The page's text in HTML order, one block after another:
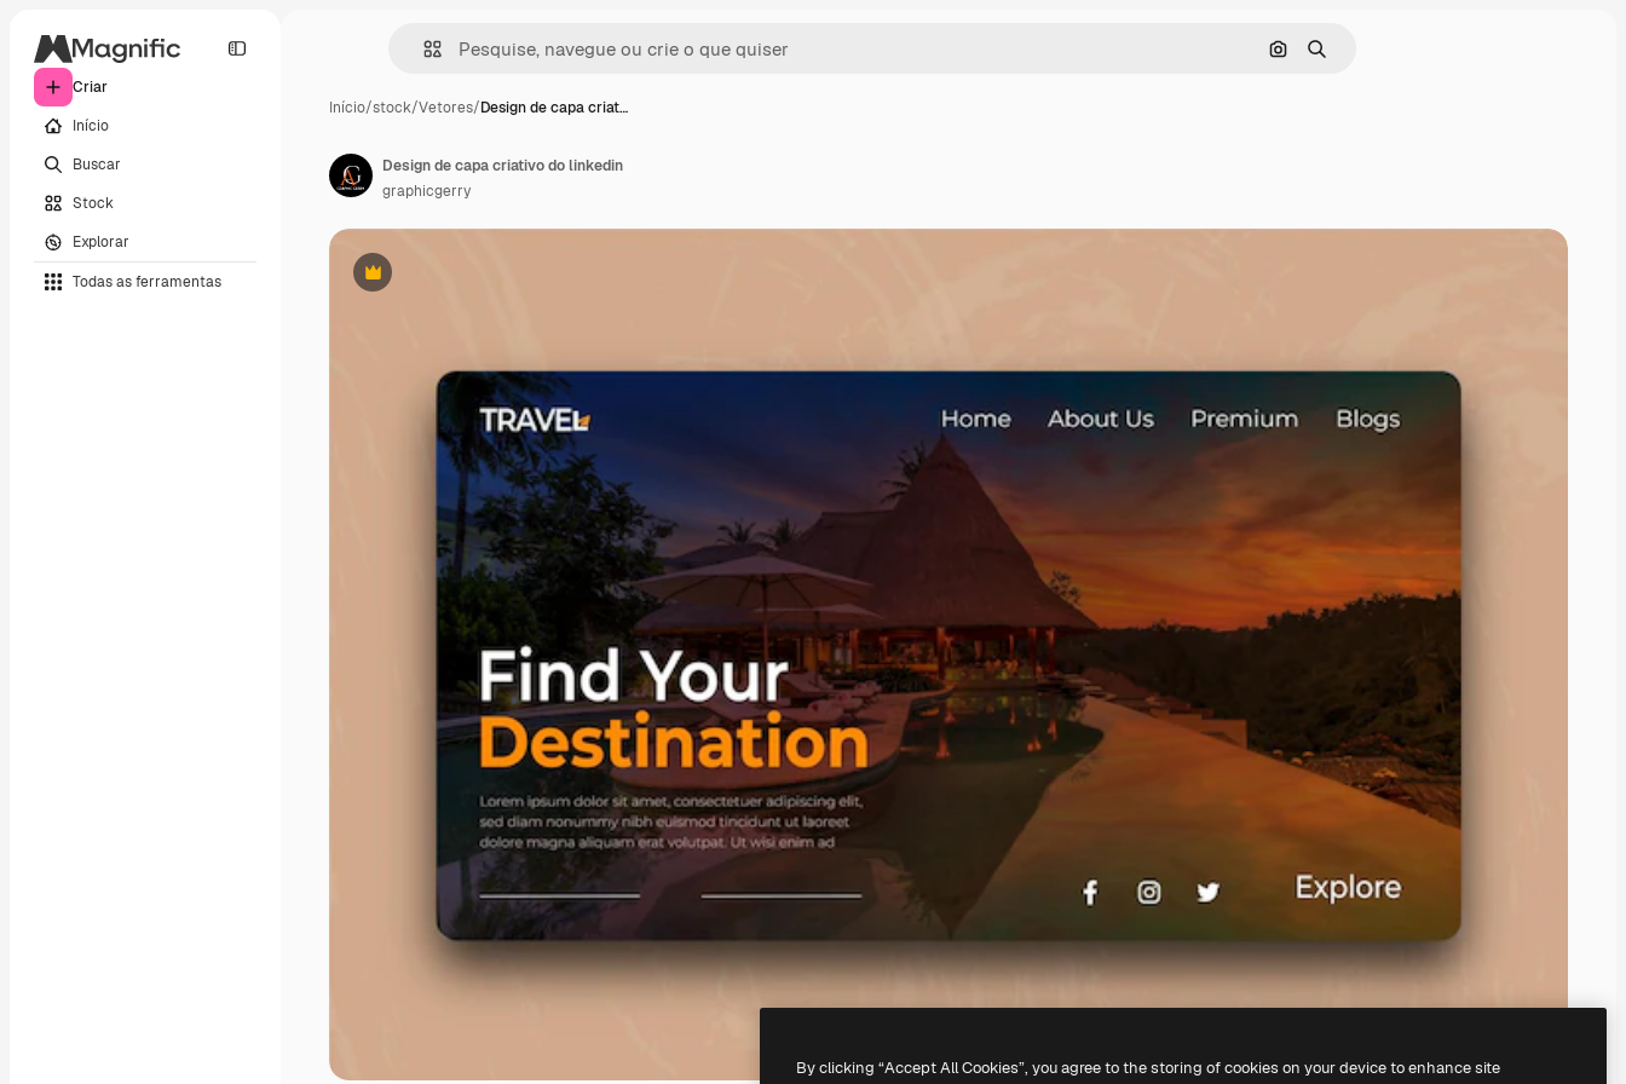
Criar
Início
Buscar
Stock
Explorar
Todas as ferramentas
Pesquisar por imagem
Buscar
Início/stock/Vetores/Design de capa criat…
Premium
Design de capa criativo do linkedin
graphicgerry
By clicking “Accept All Cookies”, you agree to the storing of cookies on your device to enhance site